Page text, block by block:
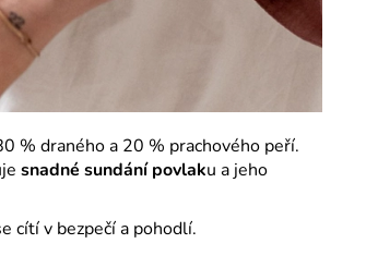
% draného a 20 % prachového peří.
snadné sundání povlaku a jeho
cítí v bezpečí a pohodlí.